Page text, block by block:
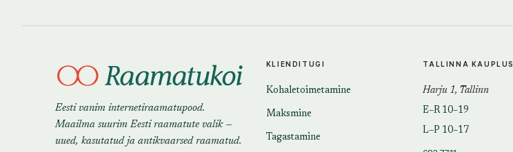
Eesti vanim internetiraamatupood.
Maailma suurim Eesti raamatute valik —
uued, kasutatud ja antikvaarsed raamatud.
KLIENDITUGI
Kohaletoimetamine
Maksmine
Tagastamine
TALLINNA KAUPLUS
Harju 1, Tallinn
E–R 10–19
L–P 10–17